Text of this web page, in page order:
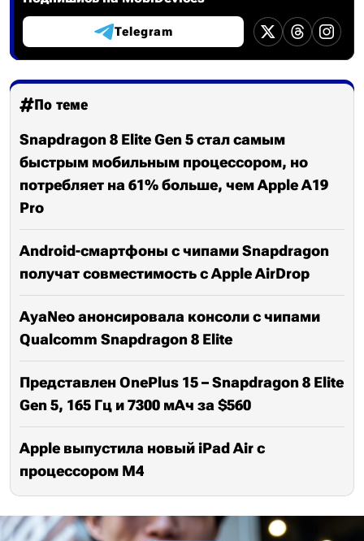
Telegram
По теме
Snapdragon 8 Elite Gen 5 стал самым
быстрым мобильным процессором, но
потребляет на 61% больше, чем Apple A19
Pro
Android-смартфоны с чипами Snapdragon
получат совместимость с Apple AirDrop
AyaNeo анонсировала консоли с чипами
Qualcomm Snapdragon 8 Elite
Представлен OnePlus 15 – Snapdragon 8 Elite
Gen 5, 165 Гц и 7300 мАч за $560
Apple выпустила новый iPad Air с
процессором M4